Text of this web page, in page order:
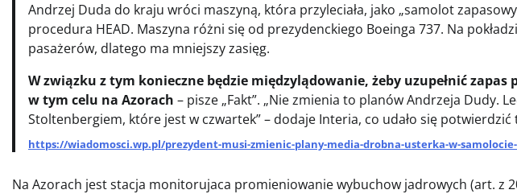
Andrzej Duda do kraju wróci maszyną, która przyleciała, jako „samolot
procedura HEAD. Maszyna różni się od prezydenckiego Boeinga 737. Na
pasażerów, dlatego ma mniejszy zasięg.
W związku z tym konieczne będzie międzylądowanie, żeby uzupełnić zapas
w tym celu na Azorach – pisze „Fakt”. „Nie zmienia to planów Andrzeja Dudy.
Stoltenbergiem, które jest w czwartek” – dodaje Interia, co udało się potwierdzić
https://wiadomosci.wp.pl/prezydent-musi-zmienic-plany-media-drobna-usterka-w-samolocie-
Na Azorach jest stacja monitorujaca promieniowanie wybuchow jadrowych (art. z